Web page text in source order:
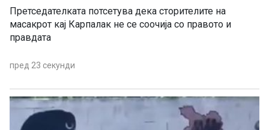
Претседателката потсетува дека сторителите на
масакрот кај Карпалак не се соочија со правото и
правдата
пред 23 секунди